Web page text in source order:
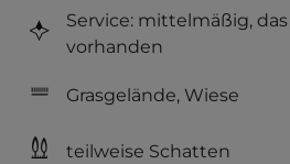
Service: mittelmäßig,
vorhanden
Grasgelände, Wiese
teilweise Schatten